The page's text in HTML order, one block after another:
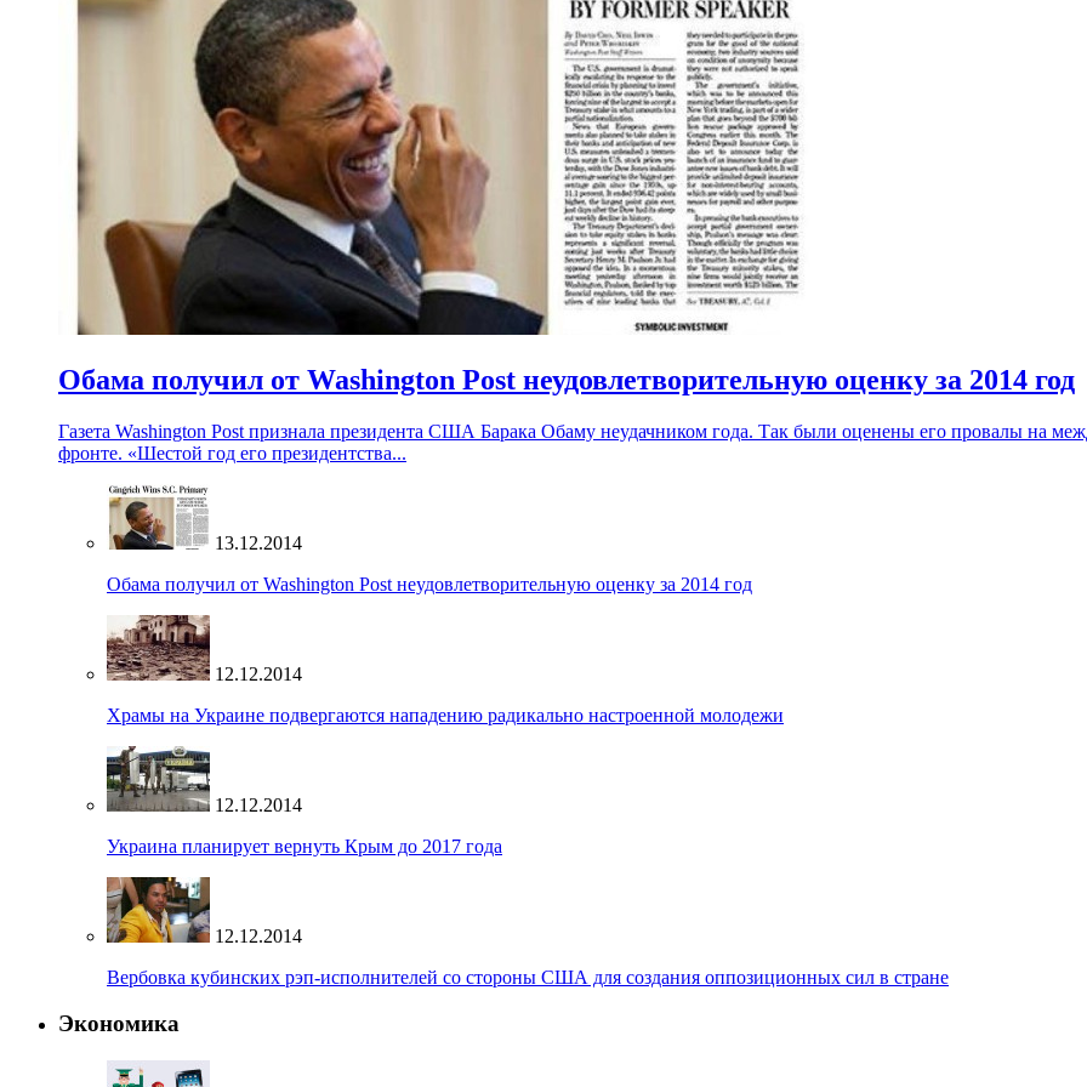
Обама получил от Washington Post неудовлетворительную оценку за 2014 год
Газета Washington Post признала президента США Барака Обаму неудачником года. Так были оценены его провалы на
фронте. «Шестой год его президентства...
13.12.2014
Обама получил от Washington Post неудовлетворительную оценку за 2014 год
12.12.2014
Храмы на Украине подвергаются нападению радикально настроенной молодежи
12.12.2014
Украина планирует вернуть Крым до 2017 года
12.12.2014
Вербовка кубинских рэп-исполнителей со стороны США для создания оппозиционных сил в стране
Экономика